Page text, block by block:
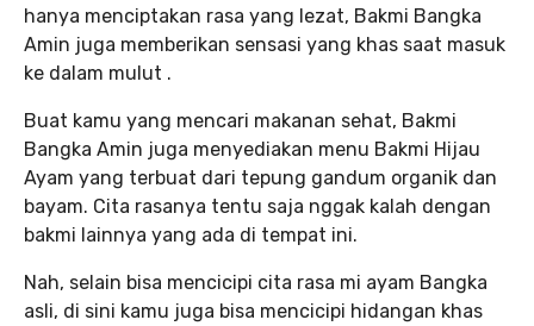
hanya menciptakan rasa yang lezat, Bakmi Bangka
Amin juga memberikan sensasi yang khas saat masuk
ke dalam mulut .
Buat kamu yang mencari makanan sehat, Bakmi
Bangka Amin juga menyediakan menu Bakmi Hijau
Ayam yang terbuat dari tepung gandum organik dan
bayam. Cita rasanya tentu saja nggak kalah dengan
bakmi lainnya yang ada di tempat ini.
Nah, selain bisa mencicipi cita rasa mi ayam Bangka
asli, di sini kamu juga bisa mencicipi hidangan khas